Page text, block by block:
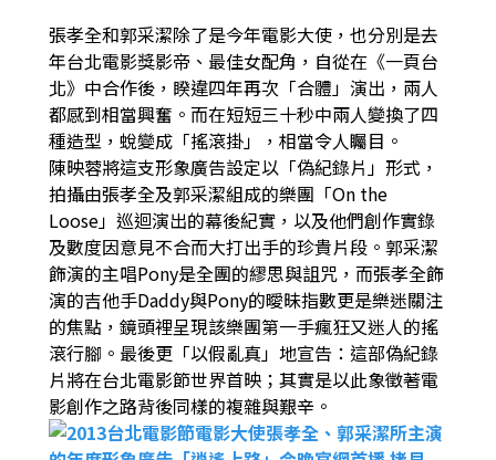
張孝全和郭采潔除了是今年電影大使，也分別是去
年台北電影獎影帝、最佳女配角，自從在《一頁台
北》中合作後，睽違四年再次「合體」演出，兩人
都感到相當興奮。而在短短三十秒中兩人變換了四
種造型，蛻變成「搖滾掛」，相當令人矚目。
陳映蓉將這支形象廣告設定以「偽紀錄片」形式，
拍攝由張孝全及郭采潔組成的樂團「On the
Loose」巡迴演出的幕後紀實，以及他們創作實錄
及數度因意見不合而大打出手的珍貴片段。郭采潔
飾演的主唱Pony是全團的繆思與詛咒，而張孝全飾
演的吉他手Daddy與Pony的曖昧指數更是樂迷關注
的焦點，鏡頭裡呈現該樂團第一手瘋狂又迷人的搖
滾行腳。最後更「以假亂真」地宣告：這部偽紀錄
片將在台北電影節世界首映；其實是以此象徵著電
影創作之路背後同樣的複雜與艱辛。